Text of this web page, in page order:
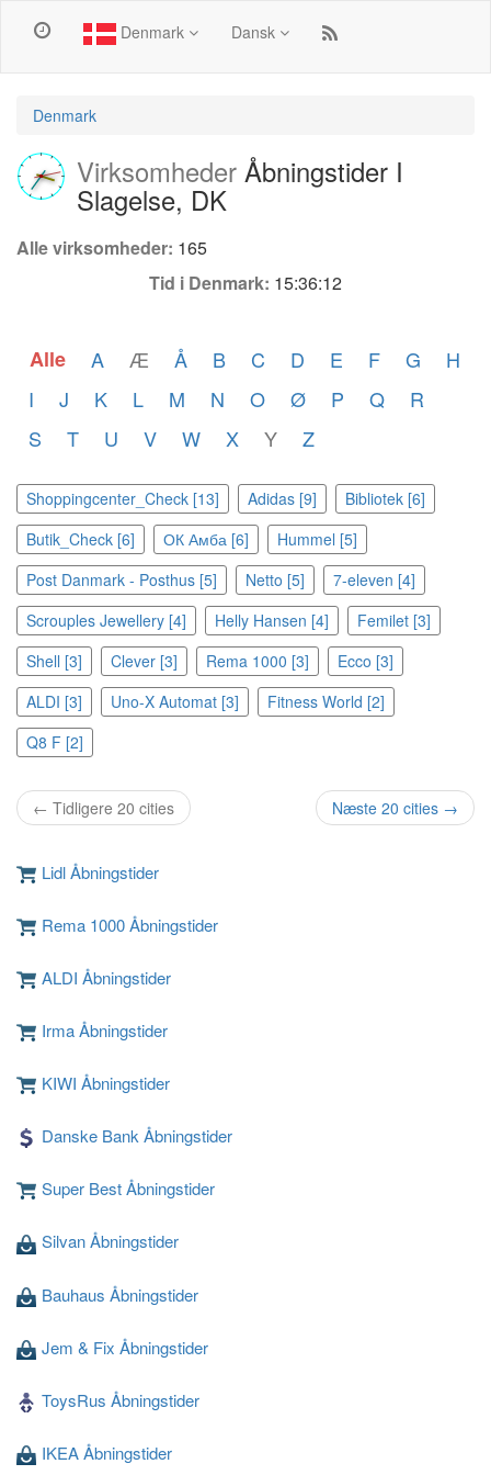
Denmark Dansk
Denmark
Virksomheder Åbningstider I
Slagelse, DK
Alle virksomheder: 165
Tid i Denmark: 15:36:12
Alle A Æ Å B C D E F G
H
I
J K L M N O Ø P Q
R
S
T U V W X Y Z
Shoppingcenter_Check [13] Adidas [9]
Bibliotek [6]
Butik_Check [6]
ОК Амба [6]
Hummel [5]
Post Danmark - Posthus [5]
Netto [5]
7-eleven [4]
Scrouples Jewellery [4]
Helly Hansen [4]
Femilet [3]
Shell [3]
Clever [3] Rema 1000 [3]
Ecco [3]
ALDI [3]
Uno-X Automat [3]
Fitness World [2]
Q8 F [2]
← Tidligere 20 cities Næste 20 cities →
Loading ...
Lidl Åbningstider
Rema 1000 Åbningstider
ALDI Åbningstider
Irma Åbningstider
KIWI Åbningstider
Danske Bank Åbningstider
Super Best Åbningstider
Silvan Åbningstider
Bauhaus Åbningstider
Jem & Fix Åbningstider
ToysRus Åbningstider
IKEA Åbningstider